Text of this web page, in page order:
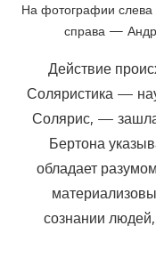
На фотографии
справа —
Действие
Соляристика —
Солярис, — зашла
Бертона
обладает
сознании